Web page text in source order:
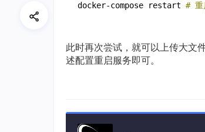
docker-compose restart # 重
此时再次尝试，就可以上传大文
述配置重启服务即可。